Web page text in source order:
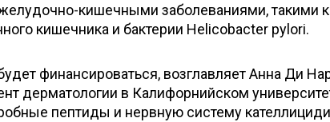
кишечными заболеваниями, такими
кишечника и бактерии Helicobacter pylori.
финансироваться, возглавляет Анна Ди
дерматологии в Калифорнийском
пептиды и нервную систему